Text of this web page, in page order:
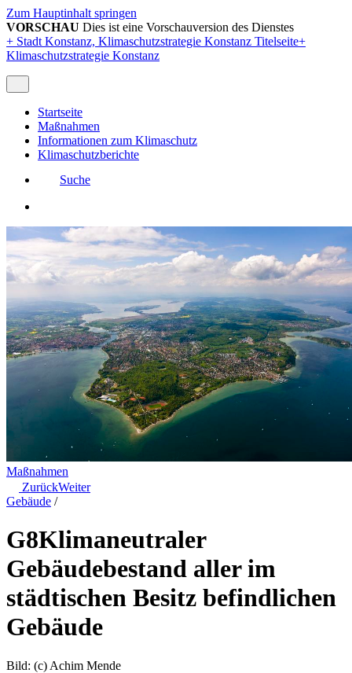
Zum Hauptinhalt springen
VORSCHAU Dies ist eine Vorschauversion des Dienstes
+ Stadt Konstanz, Klimaschutzstrategie Konstanz Titelseite+
Klimaschutzstrategie Konstanz
Startseite
Maßnahmen
Informationen zum Klimaschutz
Klimaschutzberichte
Suche
Maßnahmen
ZurückWeiter
Gebäude /
G8Klimaneutraler
Gebäudebestand aller im
städtischen Besitz befindlichen
Gebäude
Bild: (c) Achim Mende